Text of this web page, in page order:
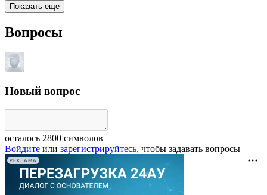
Показать еще
Вопросы
Новый вопрос
осталось 2800 символов
Войдите или зарегистрируйтесь, чтобы задавать вопросы
РЕКЛАМА